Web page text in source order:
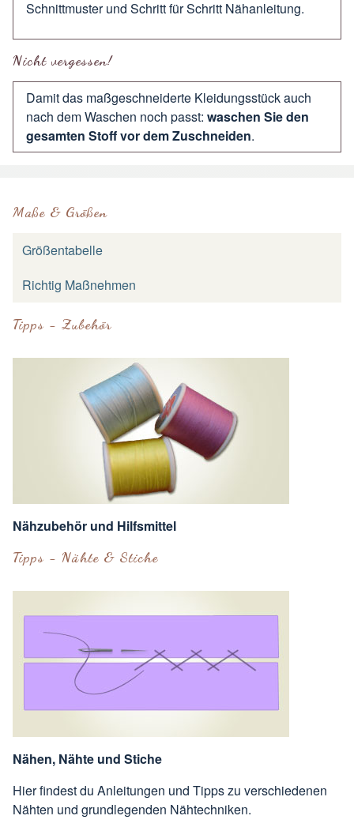
Schnittmuster und Schritt für Schritt Nähanleitung.
Nicht vergessen!
Damit das maßgeschneiderte Kleidungsstück auch
nach dem Waschen noch passt: waschen Sie den
gesamten Stoff vor dem Zuschneiden.
Maße & Größen
Größentabelle
Richtig Maßnehmen
Tipps - Zubehör
Nähzubehör und Hilfsmittel
Tipps - Nähte & Stiche
Nähen, Nähte und Stiche
Hier findest du Anleitungen und Tipps zu verschiedenen
Nähten und grundlegenden Nähtechniken.